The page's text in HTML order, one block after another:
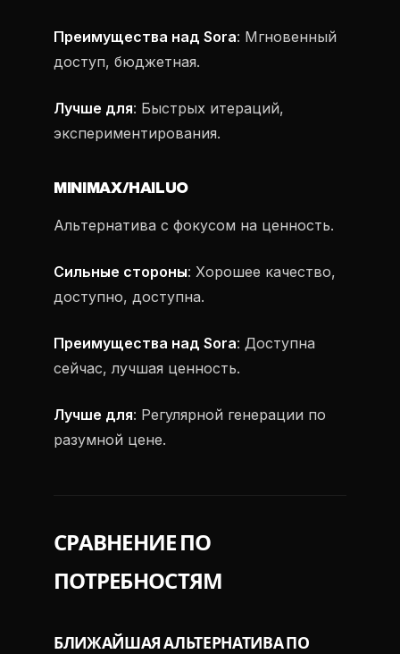
Преимущества над Sora: Мгновенный
доступ, бюджетная.
Лучше для: Быстрых итераций,
экспериментирования.
MINIMAX/HAILUO
Альтернатива с фокусом на ценность.
Сильные стороны: Хорошее качество,
доступно, доступна.
Преимущества над Sora: Доступна
сейчас, лучшая ценность.
Лучше для: Регулярной генерации по
разумной цене.
СРАВНЕНИЕ ПО
ПОТРЕБНОСТЯМ
БЛИЖАЙШАЯ АЛЬТЕРНАТИВА ПО